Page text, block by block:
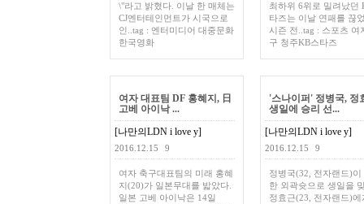
\"라고 밝혔다. 이날 한 매체는
CJ엔터테인먼트가 시국으로
인..tag : 엔터미디어 대중문화
한국영화
최하위 6위로 밀려났던
타즈는 이날 연패를 끊
시즌 전..tag : 스포츠 여
구 청주KB스타즈
여자 대표팀 DF 홍혜지, 日
고베 아이낙 ...
[나만의LDN i love y]
2016.12.15 9
여자 축구대표팀의 미래 홍혜
지(20)가 일본무대를 밟았다.
일본 고베 아이낙은 14일
'스나이퍼' 정병국, 정
생일에 승리 선...
[나만의LDN i love y]
2016.12.15 9
정병국(32, 전자랜드)이
한 외곽슛으로 생일을
정효근(23, 전자랜드)에